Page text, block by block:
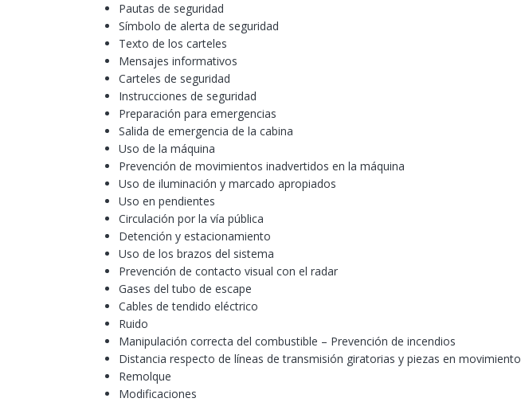
Pautas de seguridad
Símbolo de alerta de seguridad
Texto de los carteles
Mensajes informativos
Carteles de seguridad
Instrucciones de seguridad
Preparación para emergencias
Salida de emergencia de la cabina
Uso de la máquina
Prevención de movimientos inadvertidos en la máquina
Uso de iluminación y marcado apropiados
Uso en pendientes
Circulación por la vía pública
Detención y estacionamiento
Uso de los brazos del sistema
Prevención de contacto visual con el radar
Gases del tubo de escape
Cables de tendido eléctrico
Ruido
Manipulación correcta del combustible – Prevención de incendios
Distancia respecto de líneas de transmisión giratorias y piezas en movimiento
Remolque
Modificaciones